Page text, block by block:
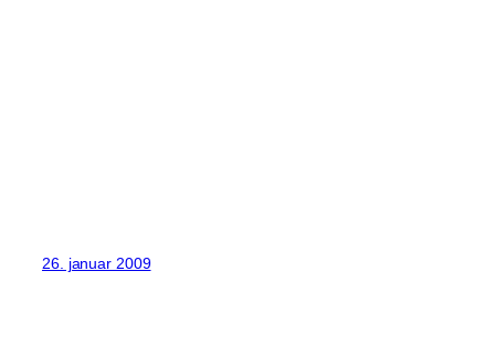
26. januar 2009